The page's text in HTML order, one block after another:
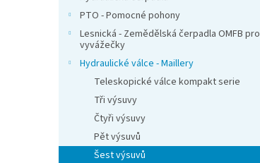
PTO - Pomocné pohony
Lesnická - Zemědělská čerpadla OMFB pro
vyvážečky
Hydraulické válce - Maillery
Teleskopické válce kompakt serie
Tři výsuvy
Čtyři výsuvy
Pět výsuvů
Šest výsuvů